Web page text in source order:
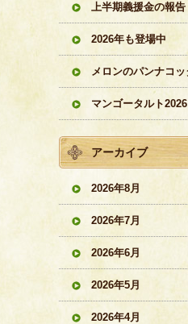
上半期義援金の報告
2026年も登場中
マンゴータルト2026
アーカイブ
2026年8月
2026年7月
2026年6月
2026年5月
2026年4月